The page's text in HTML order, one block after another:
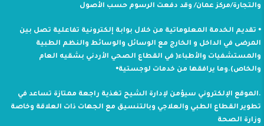
والتجارة/مركز عمان/ وقد دفعت الرسوم حسب الأصول
⦁ تقديم الخدمة المعلوماتية من خلال بوابة إلكترونية تفاعلية تصل بين
المرضى في الداخل و الخارج مع الوسائل والوسائط والنظم الطبية
والمستشفيات والأطباء( في القطاع الصحي الأردني بشقيه العام
والخاص).وما يرافقها من خدمات لوجستية⦁
.الموقع الإلكتروني سيؤمن لإدارة الشيح تغذية راجعة ممتازة تساعد في
تطوير القطاع الطبي والعلاجي وبالتنسيق مع الجهات ذات العلاقة وخاصة
وزارة الصحة